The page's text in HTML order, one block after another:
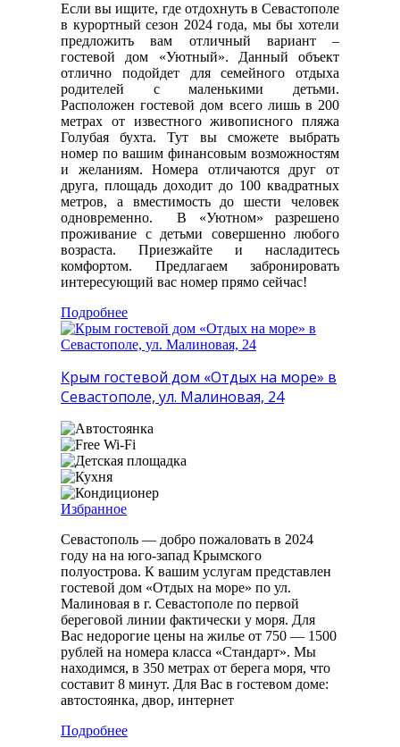
Если вы ищите, где отдохнуть в Севастополе
в курортный сезон 2024 года, мы бы хотели
предложить вам отличный вариант –
гостевой дом «Уютный». Данный объект
отлично подойдет для семейного отдыха
родителей с маленькими детьми.
Расположен гостевой дом всего лишь в 200
метрах от известного живописного пляжа
Голубая бухта. Тут вы сможете выбрать
номер по вашим финансовым возможностям
и желаниям. Номера отличаются друг от
друга, площадь доходит до 100 квадратных
метров, а вместимость до шести человек
одновременно. В «Уютном» разрешено
проживание с детьми совершенно любого
возраста. Приезжайте и насладитесь
комфортом. Предлагаем забронировать
интересующий вас номер прямо сейчас!
Подробнее
Крым гостевой дом «Отдых на море» в
Севастополе, ул. Малиновая, 24
Избранное
Севастополь — добро пожаловать в 2024
году на на юго-запад Крымского
полуострова. К вашим услугам представлен
гостевой дом «Отдых на море» по ул.
Малиновая в г. Севастополе по первой
береговой линии фактически у моря. Для
Вас недорогие цены на жилье от 750 — 1500
рублей на номера класса «Стандарт». Мы
находимся, в 350 метрах от берега моря, что
составит 8 минут. Для Вас в гостевом доме:
автостоянка, двор, интернет
Подробнее